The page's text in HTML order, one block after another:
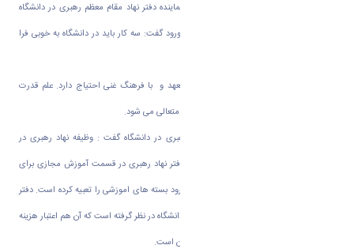
حجت اسلام والمسلمین دکتر مهدوی اطهر نماینده دفتر نهاد مقام معظم رهبری در دانشگاه
اراک ضمن خیر مقدم به دانشجویان جدید الورود گفت: سه کار باید در دانشگاه به خوبی فرا
وی اظهار کرد: جامعه به نیروی متخصص، متعهد و با فرهنگ غنی احتیاج دارد. علم قدرت
جامعه است و با علم و فرهنگ است که جامعه متعالی می شود.
وی ضمن معرفی فعالیت های دفتر نهاد رهبری در دانشگاه گفت : وظیفه نهاد رهبری در
دانشگاه ها کمک به فرهنگ دانشگاه است. دفتر نهاد رهبری در قسمت آموزش مجازی برای
یادگیری قوانین و ضوابط دانشجویان جدیدالورود بسته های اموزشی را تعبیه کرده است. دفتر
نهاد رهبری هدیه ای به مناسبت ورود شما به دانشگاه در نظر گرفته است که آن هم اعتبار هزینه
سفر به عتبات به صورت تسهیلات به دانشجویان است.